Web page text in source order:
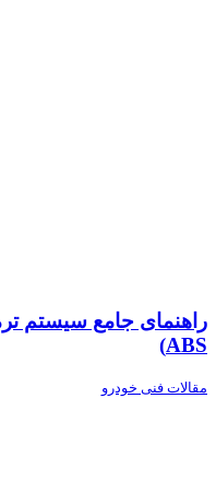
راهنمای جامع سیستم
ABS)
مقالات فنی خودرو